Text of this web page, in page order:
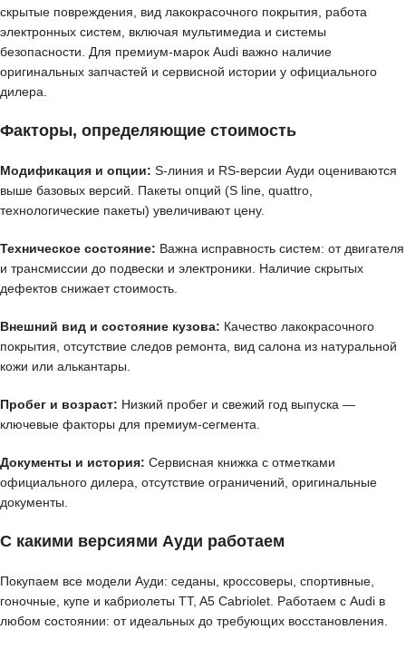
скрытые повреждения, вид лакокрасочного покрытия, работа
электронных систем, включая мультимедиа и системы
безопасности. Для премиум-марок Audi важно наличие
оригинальных запчастей и сервисной истории у официального
дилера.
Факторы, определяющие стоимость
Модификация и опции: S-линия и RS-версии Ауди оцениваются
выше базовых версий. Пакеты опций (S line, quattro,
технологические пакеты) увеличивают цену.
Техническое состояние: Важна исправность систем: от двигателя
и трансмиссии до подвески и электроники. Наличие скрытых
дефектов снижает стоимость.
Внешний вид и состояние кузова: Качество лакокрасочного
покрытия, отсутствие следов ремонта, вид салона из натуральной
кожи или алькантары.
Пробег и возраст: Низкий пробег и свежий год выпуска —
ключевые факторы для премиум-сегмента.
Документы и история: Сервисная книжка с отметками
официального дилера, отсутствие ограничений, оригинальные
документы.
С какими версиями Ауди работаем
Покупаем все модели Ауди: седаны, кроссоверы, спортивные,
гоночные, купе и кабриолеты TT, A5 Cabriolet. Работаем с Audi в
любом состоянии: от идеальных до требующих восстановления.